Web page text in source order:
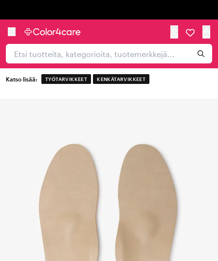
Katso lisää: TYÖTARVIKKEET KENKÄTARVIKKEET